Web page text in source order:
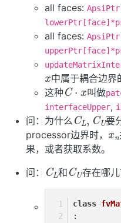
all faces:
all faces:
x
中属于耦合边界
这种
C⋅x
叫做
interfaceUpper,
问：为什么
CL,C
U
要
processor边界时，
x
n
果，或者获取系数。
问：
和 存在哪儿
class
: